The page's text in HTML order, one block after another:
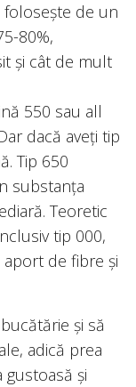
folosește de un
80%,
și cât de mult
550 sau all
dacă aveți tip
Tip 650
substanța
Teoretic
tip 000,
de fibre și
și să
adică prea
gustoasă și